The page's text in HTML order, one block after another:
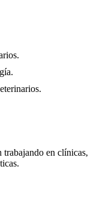
trabajando en clínicas,